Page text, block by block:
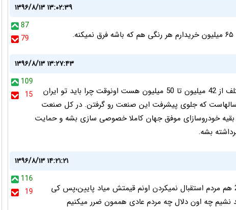
۱۳۹۶/۸/۱۳ ۱۳:۰۲:۳۹
87
79
۱۳۹۶/۸/۱۳ ۱۳:۲۷:۴۳
109
15
این ماشین تو دبی تو مدل های مختلف از 42 میلیون تا 50 میلیون هست اونوقت چرا باید تو ایران
سالهاست که جلوی پیشرفت این صنعت رو گرفتن. در کل صنعت
خودروسازای موفق جهان کاملا خصوصی سازی بشه و حمایت
بشه.
۱۳۹۶/۸/۱۳ ۱۴:۲۱:۲۱
116
19
نتیجه نخریدن همین میشه،اگه 2008 هم مردم استقبال نمیکردن اونم قیمتش میاد پایین،پس کی
چه اون دلال چه مردم عادی هممون ضرر میکنیم